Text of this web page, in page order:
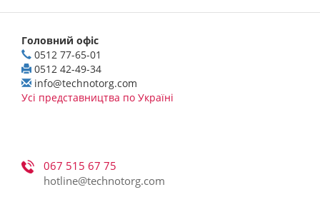
Головний офіс
0512 77-65-01
0512 42-49-34
info@technotorg.com
Усі представництва по Україні
067 515 67 75
hotline@technotorg.com